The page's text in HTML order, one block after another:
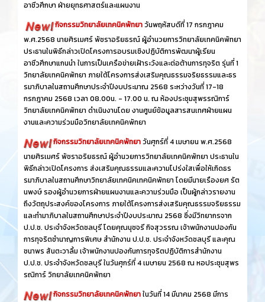
อาชีวศึกษา ฝ่ายยุทธศาสตร์และแผนงาน
กิจกรรมวิทยาลัยเทคนิคพัทยาวันพฤหัสบดีที่ 17 กรกฎาคม
พ.ศ.2568 นายศิรเมศร์ พัชราอริยธรณ์ ผู้อำนวยการวิทยาลัยเทคนิคพัทยา
ประธานในพิธีกล่าวเปิดโครงการอบรมเชิงปฏิบัติการพัฒนาผู้เรียน
อาชีวศึกษาแกนนำ ในการเป็นเครือข่ายเฝ้าระวังและต่อต้านการทุจริต รุ่นที่ 1
วิทยาลัยเทคนิคพัทยา ภายใต้โครงการส่งเสริมคุณธรรมจริยธรรมและธร
รมาภิบาลในสถานศึกษาประจำปีงบประมาณ 2568 ระหว่างวันที่ 17-18
กรกฎาคม 2568 เวลา 08.00น. - 17.00 น. ณ ห้องประชุมสุพรรณิการ์
วิทยาลัยเทคนิคพัทยา ดำเนินงานโดย งานศูนย์ข้อมูลสารสนเทศฝ่ายแผน
งานและความร่วมมือวิทยาลัยเทคนิคพัทยา
กิจกรรมวิทยาลัยเทคนิคพัทยาวันศุกร์ที่ 4 เมษายน พ.ศ.2568
นายศิรเมศร์ พัชราอริยธรณ์ ผู้อำนวยการวิทยาลัยเทคนิคพัทยา ประธานใน
พิธีกล่าวเปิดโครงการ ส่งเสริมคุณธรรมและความโปร่งใสเพื่อให้เกิดธร
รมาภิบาลในสถานศึกษาวิทยาลัยเทคนิคเทคนิคพัทยา โดยมีนายเรืองยศ รัต
นพงษ์ รองผู้อำนวยการฝ่ายแผนงานและความร่วมมือ เป็นผู้กล่าวรายงาน
ถึงวัตถุประสงค์ของโครงการ ภายใต้โครงการส่งเสริมคุณธรรมจริยธรรม
และทำมาภิบาลในสถานศึกษาประจำปีงบประมาณ 2568 ซึ่งมีวิทยากรจาก
ป.ป.ช. ประจำจังหวัดชลบุรี โดยคุณนุชจรี กิจสุวรรณ เจ้าพนักงานปองกัน
การทุจริตชำนาญการพิเศษ สำนักงาน ป.ป.ช. ประจำจังหวัดชลบุรี และคุณ
ชนาพร สันตะวาลิ้ม เจ้าพนักงานปองกันการทุจริตปฏิบัติการสำนักงาน
ป.ป.ช. ประจำจังหวัดชลบุรี ในวันศุกร์ที่ 4 เมษายน 2568 ณ หอประชุมสุพร
รณิการ์ วิทยาลัยเทคนิคพัทยา
กิจกรรมวิทยาลัยเทคนิคพัทยาในวันที่ 14 มีนาคม 2568 มีการ